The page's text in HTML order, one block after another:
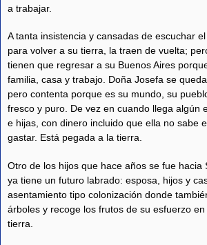
a trabajar.
A tanta insistencia y cansadas de escuchar
para volver a su tierra, la traen de vuelta;
tienen que regresar a su Buenos Aires
familia, casa y trabajo. Doña Josefa se
pero contenta porque es su mundo, su
fresco y puro. De vez en cuando llega algún
e hijas, con dinero incluido que ella no sabe
gastar. Está pegada a la tierra.
Otro de los hijos que hace años se fue hacia
ya tiene un futuro labrado: esposa, hijos y
asentamiento tipo colonización donde
árboles y recoge los frutos de su esfuerzo
tierra.